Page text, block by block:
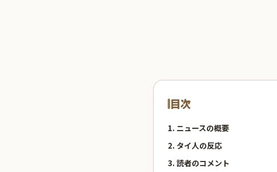
目次
1. ニュースの概要
2. タイ人の反応
3. 読者のコメント